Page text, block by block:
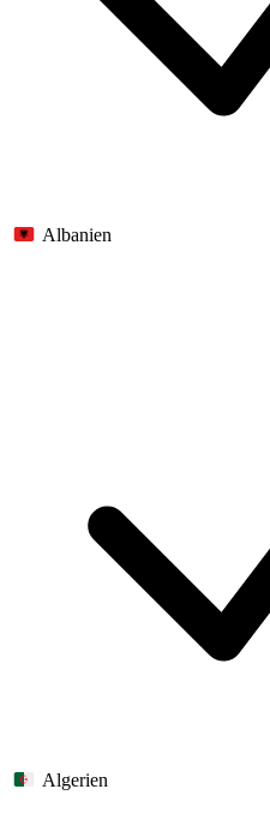
Albanien
Algerien